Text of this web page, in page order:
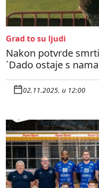
Grad to su ljudi
Nakon potvrde
´Dado ostaje s
02.11.2025. u 12:00